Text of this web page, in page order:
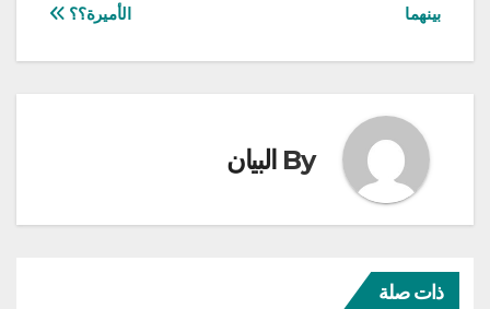
الأميرة؟؟
بينهما
By البيان
ذات صلة